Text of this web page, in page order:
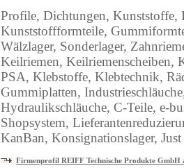
Profile, Dichtungen, Kunststoffe,
Kunststoffformteile,
Wälzlager, Sonderlager,
Keilriemen, Keilriemenscheiben,
PSA, Klebstoffe, Klebtechnik,
Gummiplatten,
Hydraulikschläuche, C-Teile, e-
Shopsystem,
KanBan, Konsignationslager,
Firmenprofil REIFF Technische Produkte GmbH